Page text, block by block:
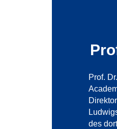
Prof.
des